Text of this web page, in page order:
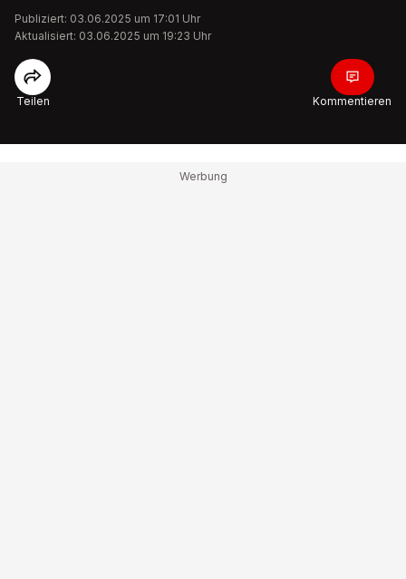
Publiziert: 03.06.2025 um 17:01 Uhr
Aktualisiert: 03.06.2025 um 19:23 Uhr
Teilen Kommentieren